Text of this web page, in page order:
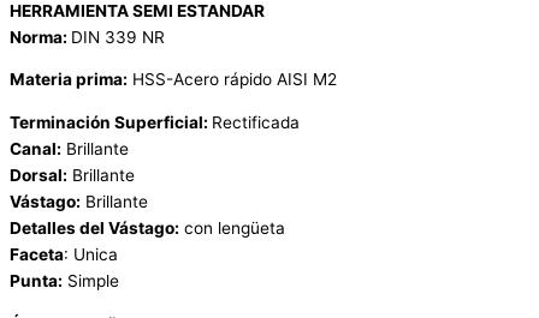
HERRAMIENTA SEMI ESTANDAR
Norma: DIN 339 NR
Materia prima: HSS-Acero rápido AISI M2
Terminación Superficial: Rectificada
Canal: Brillante
Dorsal: Brillante
Vástago: Brillante
Detalles del Vástago: con lengüeta
Faceta: Unica
Punta: Simple